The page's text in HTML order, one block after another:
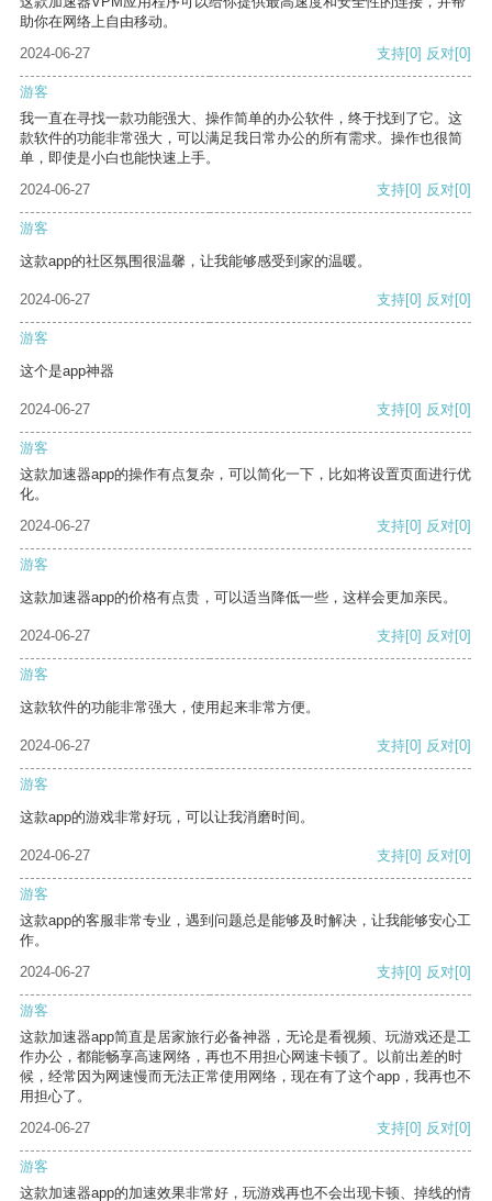
助你在网络上自由移动。
2024-06-27
支持[0] 反对[0]
游客
我一直在寻找一款功能强大、操作简单的办公软件，终于找到了它。这
款软件的功能非常强大，可以满足我日常办公的所有需求。操作也很简
单，即使是小白也能快速上手。
2024-06-27
支持[0] 反对[0]
游客
这款app的社区氛围很温馨，让我能够感受到家的温暖。
2024-06-27 支持[0] 反对[0]
游客
这个是app神器
2024-06-27 支持[0] 反对[0]
游客
这款加速器app的操作有点复杂，可以简化一下，比如将设置页面进行优
化。
2024-06-27
支持[0] 反对[0]
游客
这款加速器app的价格有点贵，可以适当降低一些，这样会更加亲民。
2024-06-27 支持[0] 反对[0]
游客
这款软件的功能非常强大，使用起来非常方便。
2024-06-27 支持[0] 反对[0]
游客
这款app的游戏非常好玩，可以让我消磨时间。
2024-06-27 支持[0] 反对[0]
游客
这款app的客服非常专业，遇到问题总是能够及时解决，让我能够安心工
作。
2024-06-27
支持[0] 反对[0]
游客
这款加速器app简直是居家旅行必备神器，无论是看视频、玩游戏还是工
作办公，都能畅享高速网络，再也不用担心网速卡顿了。以前出差的时
候，经常因为网速慢而无法正常使用网络，现在有了这个app，我再也不
用担心了。
2024-06-27
支持[0] 反对[0]
游客
这款加速器app的加速效果非常好，玩游戏再也不会出现卡顿、掉线的情